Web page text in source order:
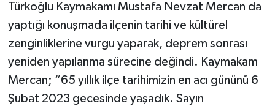
Türkoğlu Kaymakamı Mustafa Nevzat Mercan da
yaptığı konuşmada ilçenin tarihi ve kültürel
zenginliklerine vurgu yaparak, deprem sonrası
yeniden yapılanma sürecine değindi. Kaymakam
Mercan; “65 yıllık ilçe tarihimizin en acı gününü 6
Şubat 2023 gecesinde yaşadık. Sayın